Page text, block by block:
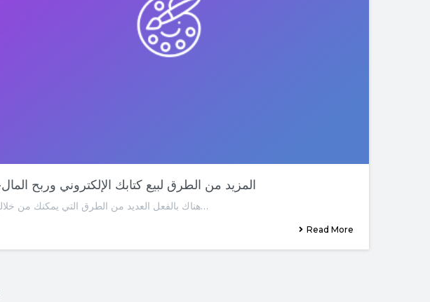
09-المزيد من الطرق لبيع كتابك الإلكتروني وربح المال
هناك بالفعل العديد من الطرق التي يمكنك من خلالها بيع…
Read More